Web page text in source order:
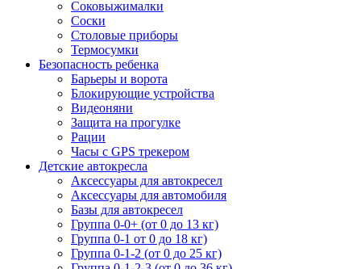
Соковыжималки
Соски
Столовые приборы
Термосумки
Безопасность ребенка
Барьеры и ворота
Блокирующие устройства
Видеоняни
Защита на прогулке
Рации
Часы с GPS трекером
Детские автокресла
Аксессуары для автокресел
Аксессуары для автомобиля
Базы для автокресел
Группа 0-0+ (от 0 до 13 кг)
Группа 0-1 от 0 до 18 кг)
Группа 0-1-2 (от 0 до 25 кг)